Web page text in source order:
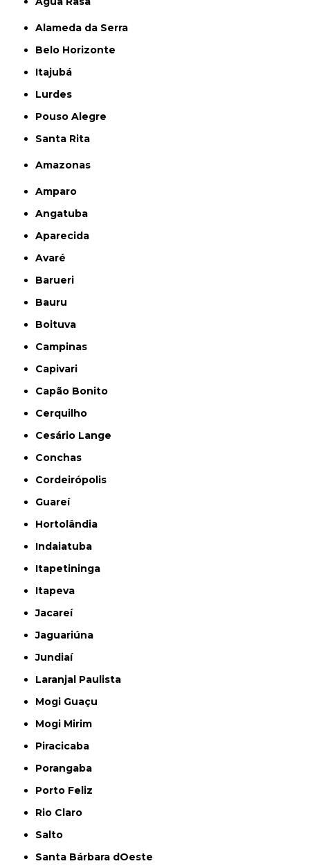
Alameda da Serra
Belo Horizonte
Itajubá
Lurdes
Pouso Alegre
Santa Rita
Amazonas
Amparo
Angatuba
Aparecida
Avaré
Barueri
Bauru
Boituva
Campinas
Capivari
Capão Bonito
Cerquilho
Cesário Lange
Conchas
Cordeirópolis
Guareí
Hortolândia
Indaiatuba
Itapetininga
Itapeva
Jacareí
Jaguariúna
Jundiaí
Laranjal Paulista
Mogi Guaçu
Mogi Mirim
Piracicaba
Porangaba
Porto Feliz
Rio Claro
Salto
Santa Bárbara dOeste